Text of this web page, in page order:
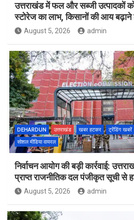
उत्तराखंड में फल और सब्जी उत्पादकों
स्टोरेज का लाभ, किसानों की आय बढ़ाने
August 5, 2026 admin
DEHARDUN उत्तराखंड खबर हटकर ट्रेंडिंग खबरें
सोशल मीडिया वायरल
निर्वाचन आयोग की बड़ी कार्रवाई:
प्राप्त राजनीतिक दल पंजीकृत सूची से
August 5, 2026 admin